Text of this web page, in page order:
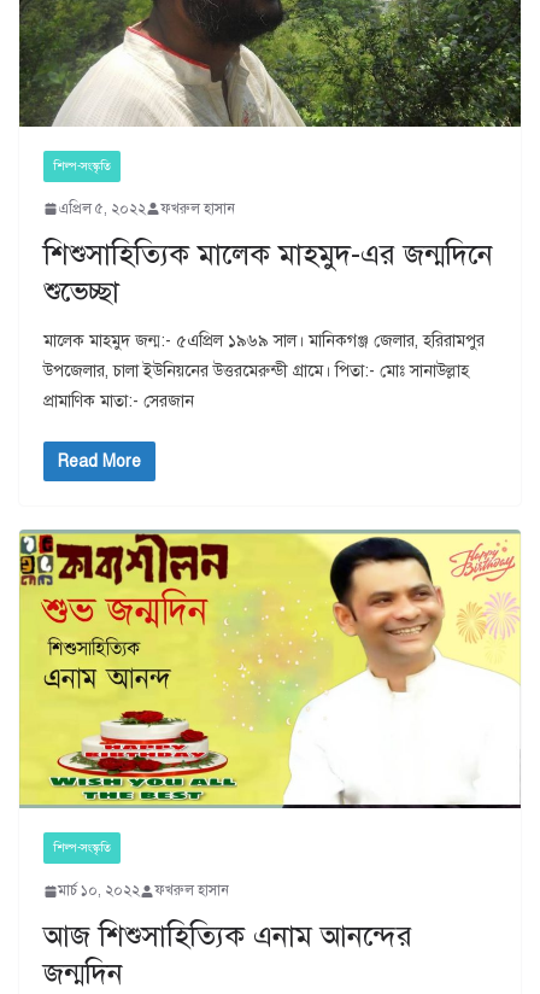
শিল্প-সংস্কৃতি
এপ্রিল ৫, ২০২২ ফখরুল হাসান
শিশুসাহিত্যিক মালেক মাহমুদ-এর জন্মদিনে
শুভেচ্ছা
মালেক মাহমুদ জন্ম:- ৫এপ্রিল ১৯৬৯ সাল। মানিকগঞ্জ জেলার, হরিরামপুর
উপজেলার, চালা ইউনিয়নের উত্তরমেরুন্ডী গ্রামে। পিতা:- মোঃ সানাউল্লাহ
প্রামাণিক মাতা:- সেরজান
Read More
শিল্প-সংস্কৃতি
মার্চ ১০, ২০২২ ফখরুল হাসান
আজ শিশুসাহিত্যিক এনাম আনন্দের
জন্মদিন